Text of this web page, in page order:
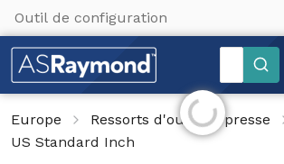
Outil de configuration
Paramètres du site
Rechercher
Europe
Ressorts d'outil de presse
US Standard Inch
Initialisation...